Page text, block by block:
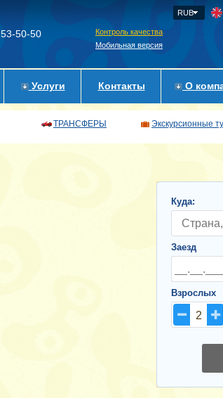
53-50-50
Контроль качества
Мобильная версия
RUB
Услуги Контакты О
ТРАНСФЕРЫ Экскурсионные
Куда:
Заезд
Взрослых
2